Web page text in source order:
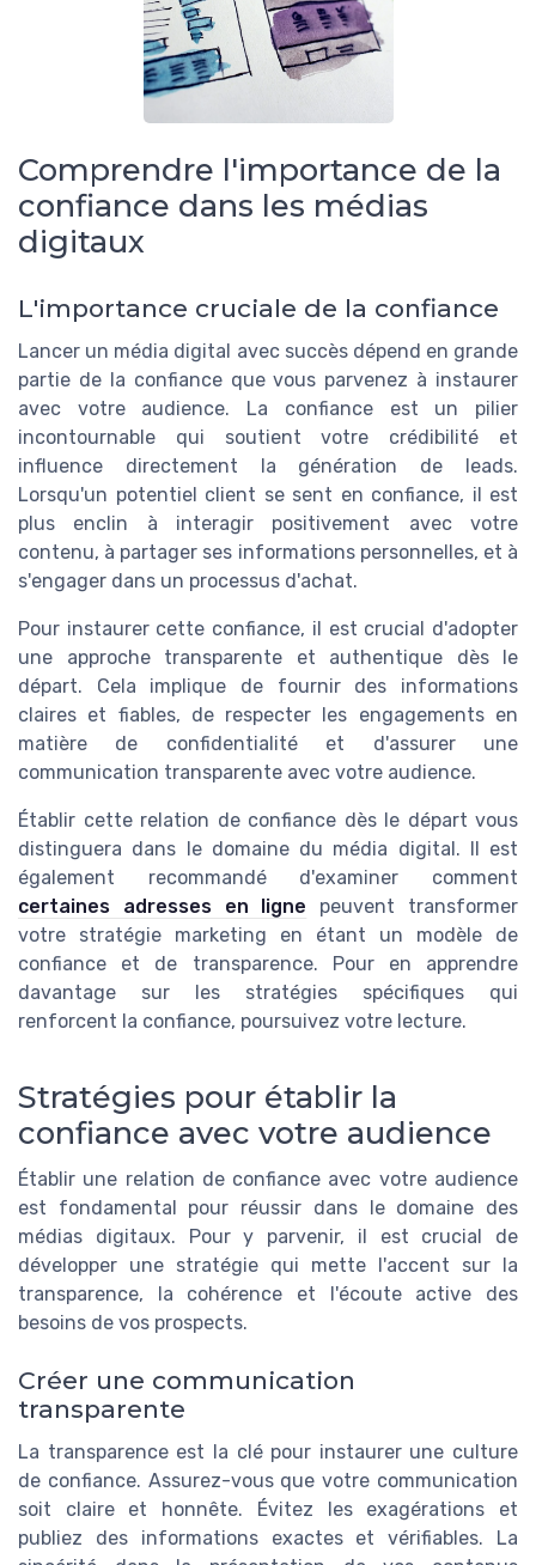
Comprendre l'importance de la
confiance dans les médias
digitaux
L'importance cruciale de la confiance
Lancer un média digital avec succès dépend en grande
partie de la confiance que vous parvenez à instaurer
avec votre audience. La confiance est un pilier
incontournable qui soutient votre crédibilité et
influence directement la génération de leads.
Lorsqu'un potentiel client se sent en confiance, il est
plus enclin à interagir positivement avec votre
contenu, à partager ses informations personnelles, et à
s'engager dans un processus d'achat.
Pour instaurer cette confiance, il est crucial d'adopter
une approche transparente et authentique dès le
départ. Cela implique de fournir des informations
claires et fiables, de respecter les engagements en
matière de confidentialité et d'assurer une
communication transparente avec votre audience.
Établir cette relation de confiance dès le départ vous
distinguera dans le domaine du média digital. Il est
également recommandé d'examiner comment
certaines adresses en ligne peuvent transformer
votre stratégie marketing en étant un modèle de
confiance et de transparence. Pour en apprendre
davantage sur les stratégies spécifiques qui
renforcent la confiance, poursuivez votre lecture.
Stratégies pour établir la
confiance avec votre audience
Établir une relation de confiance avec votre audience
est fondamental pour réussir dans le domaine des
médias digitaux. Pour y parvenir, il est crucial de
développer une stratégie qui mette l'accent sur la
transparence, la cohérence et l'écoute active des
besoins de vos prospects.
Créer une communication
transparente
La transparence est la clé pour instaurer une culture
de confiance. Assurez-vous que votre communication
soit claire et honnête. Évitez les exagérations et
publiez des informations exactes et vérifiables. La